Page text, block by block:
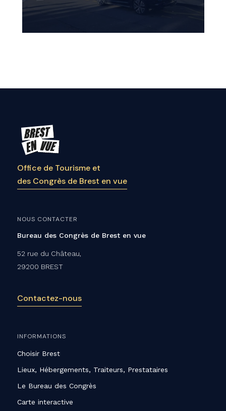
Office de Tourisme et
des Congrès de Brest en vue
NOUS CONTACTER
Bureau des Congrès de Brest en vue
52 rue du Château,
29200 BREST
Contactez-nous
INFORMATIONS
Choisir Brest
Lieux, Hébergements, Traiteurs, Prestataires
Le Bureau des Congrès
Carte interactive